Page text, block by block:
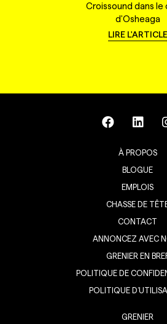
Croissound dans le
d'Osheaga
LIRE L'ARTICLE
À PROPOS
BLOGUE
EMPLOIS
CHASSE DE
CONTACT
ANNONCEZ AVEC
GRENIER EN
POLITIQUE DE
POLITIQUE
GRENIER